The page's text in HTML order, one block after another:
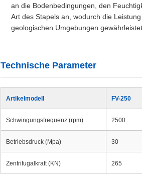
an die Bodenbedingungen, den
Art des Stapels an, wodurch die
geologischen Umgebungen gewährleistet
Technische Parameter
Artikelmodell FV-250
Schwingungsfrequenz (rpm) 2500
Betriebsdruck (Mpa) 30
Zentrifugalkraft (KN) 265